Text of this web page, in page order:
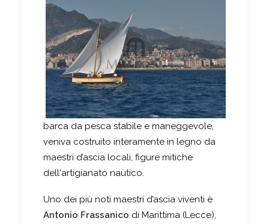
barca da pesca stabile e maneggevole,
veniva costruito interamente in legno da
maestri d’ascia locali, figure mitiche
dell'artigianato nautico.
Uno dei più noti maestri d’ascia viventi è
Antonio Frassanico di Marittima (Lecce),